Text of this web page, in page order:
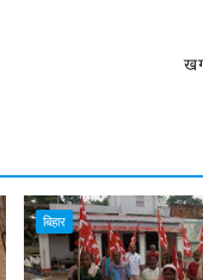
बिहार